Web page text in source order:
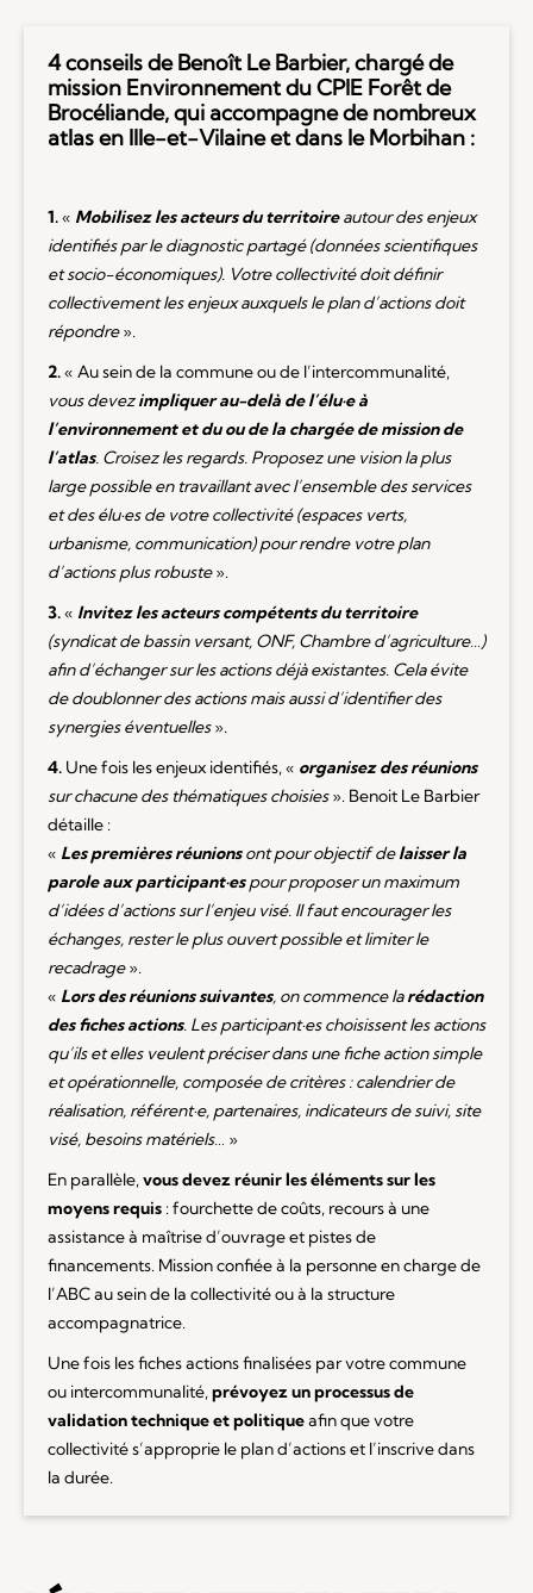
4 conseils de Benoît Le Barbier, chargé de
mission Environnement du CPIE Forêt de
Brocéliande, qui accompagne de nombreux
atlas en Ille-et-Vilaine et dans le Morbihan :
1.« Mobilisez les acteurs du territoireautour des enjeux
identifiés par le diagnostic partagé (données scientifiques
et socio-économiques). Votre collectivité doit définir
collectivement les enjeux auxquels le plan d’actions doit
répondre».
2.« Au sein de la commune ou de l’intercommunalité,
vous devezimpliquer au-delà de l’élu·e à
l’environnement et du ou de la chargée de mission de
l’atlas. Croisez les regards. Proposez une vision la plus
large possible en travaillant avec l’ensemble des services
et des élu·es de votre collectivité (espaces verts,
urbanisme, communication) pour rendre votre plan
d’actions plus robuste».
3.« Invitez les acteurs compétents du territoire
(syndicat de bassin versant, ONF, Chambre d’agriculture…)
afin d’échanger sur les actions déjà existantes. Cela évite
de doublonner des actions mais aussi d’identifier des
synergies éventuelles».
4. Une fois les enjeux identifiés, « organisez des réunions
sur chacune des thématiques choisies». Benoit Le Barbier
détaille :
« Les premières réunionsont pour objectif delaisser la
parole aux participant·espour proposer un maximum
d’idées d’actions sur l’enjeu visé. Il faut encourager les
échanges, rester le plus ouvert possible et limiter le
recadrage».
« Lors des réunions suivantes, on commence larédaction
des fiches actions. Les participant·es choisissent les actions
qu’ils et elles veulent préciser dans une fiche action simple
et opérationnelle, composée de critères : calendrier de
réalisation, référent·e, partenaires, indicateurs de suivi, site
visé, besoins matériels… »
En parallèle,vous devez réunir les éléments sur les
moyens requis : fourchette de coûts, recours à une
assistance à maîtrise d’ouvrage et pistes de
financements. Mission confiée à la personne en charge de
l’ABC au sein de la collectivité ou à la structure
accompagnatrice.
Une fois les fiches actions finalisées par votre commune
ou intercommunalité,prévoyez un processus de
validation technique et politiqueafin que votre
collectivité s’approprie le plan d’actions et l’inscrive dans
la durée.